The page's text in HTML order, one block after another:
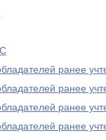
ранее
ранее
ранее
ранее